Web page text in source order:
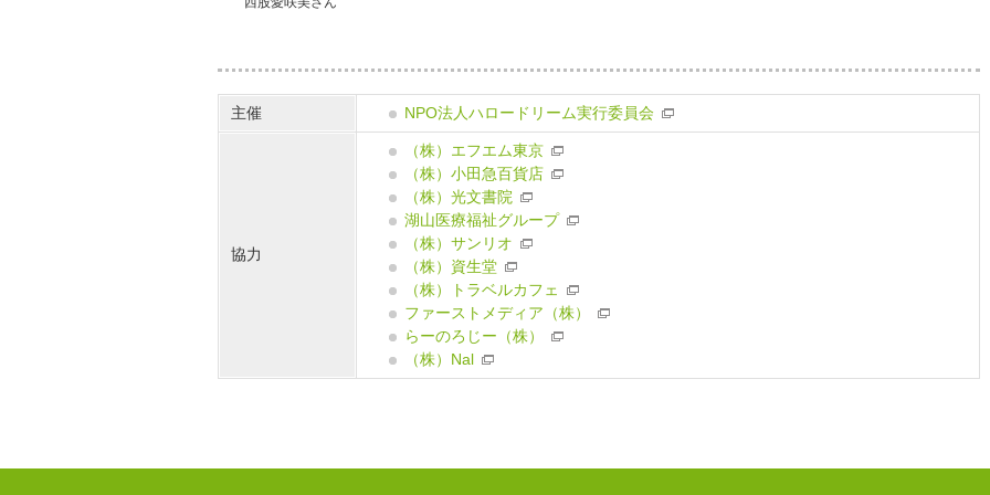
主催 NPO法人ハロードリーム実行委員会
協力
（株）エフエム東京
（株）小田急百貨店
（株）光文書院
湖山医療福祉グループ
（株）サンリオ
（株）資生堂
（株）トラベルカフェ
ファーストメディア（株）
らーのろじー（株）
（株）Nal